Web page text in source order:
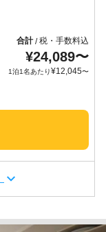
合計/税・手数料込
¥24,089〜
1泊1名あたり¥12,045〜